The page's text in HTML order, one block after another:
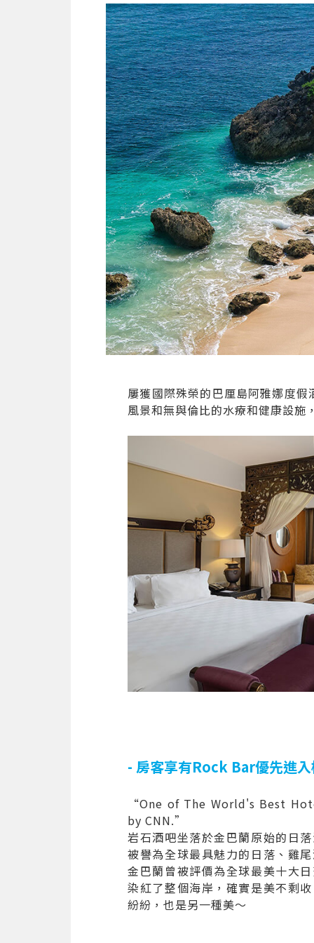
屢獲國際殊榮的巴厘島阿雅娜度
風景和無與倫比的水療和健康設施
- 房客享有Rock Bar優先進
“One of The World's Best
by CNN.”
岩石酒吧坐落於金巴蘭原始的日
被譽為全球最具魅力的日落、雞
金巴蘭曾被評價為全球最美十大
染紅了整個海岸，確實是美不剩
紛紛，也是另一種美～